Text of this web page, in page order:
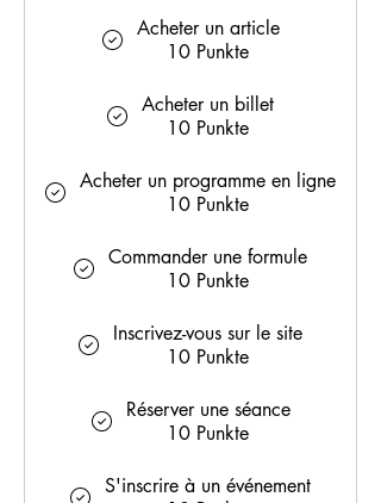
Acheter un article
10 Punkte
Acheter un billet
10 Punkte
Acheter un programme en ligne
10 Punkte
Commander une formule
10 Punkte
Inscrivez-vous sur le site
10 Punkte
Réserver une séance
10 Punkte
S'inscrire à un événement